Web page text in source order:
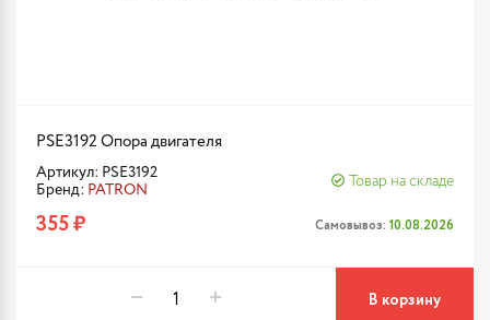
PSE3192 Опора двигателя
Артикул: PSE3192
Бренд: PATRON
Товар на складе
355 ₽ Самовывоз: 10.08.2026
В корзину